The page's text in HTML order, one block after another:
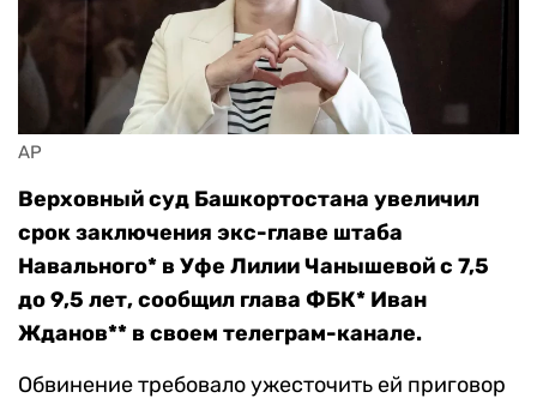
AP
Верховный суд Башкортостана увеличил
срок заключения экс-главе штаба
Навального* в Уфе Лилии Чанышевой с 7,5
до 9,5 лет, сообщил глава ФБК* Иван
Жданов** в своем телеграм-канале.
Обвинение требовало ужесточить ей приговор